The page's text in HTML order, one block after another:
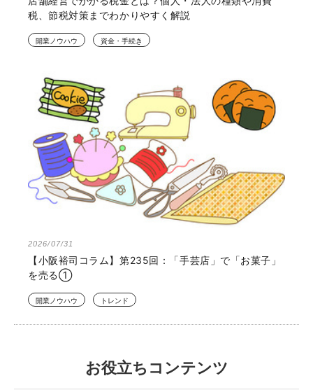
税、節税対策までわかりやすく解説
開業ノウハウ 資金・手続き
2026/07/31
【小阪裕司コラム】第235回：「手芸店」で「お菓子」
を売る①
開業ノウハウ トレンド
お役立ちコンテンツ